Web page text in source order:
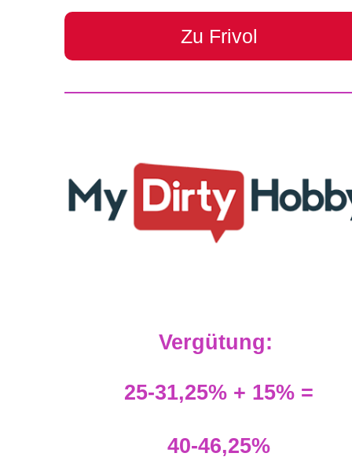
Zu Frivol
Vergütung:
25-31,25% + 15% =
40-46,25%